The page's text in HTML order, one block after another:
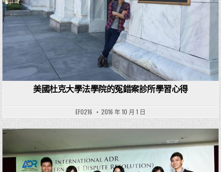
美國杜克大學法學院的冤錯案診所學習心得
EF0216 2016 年 10 月 1 日
Posted in